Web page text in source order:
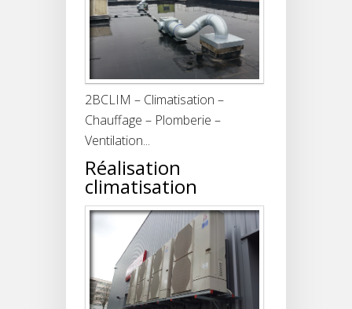
2BCLIM – Climatisation –
Chauffage – Plomberie –
Ventilation...
Réalisation
climatisation